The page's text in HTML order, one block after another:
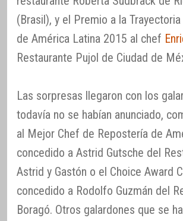
(Brasil), y el Premio a la
de América Latina 2015 al chef
Restaurante Pujol de Ciudad de
Las sorpresas llegaron con los
todavía no se habían anunciado,
al Mejor Chef de Repostería de
concedido a Astrid Gutsche del
Astrid y Gastón o el Choice Award
concedido a Rodolfo Guzmán del
Boragó. Otros galardones que se